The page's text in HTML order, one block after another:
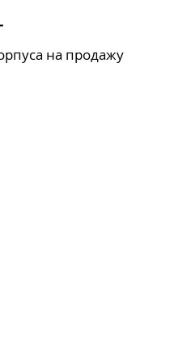
на продажу